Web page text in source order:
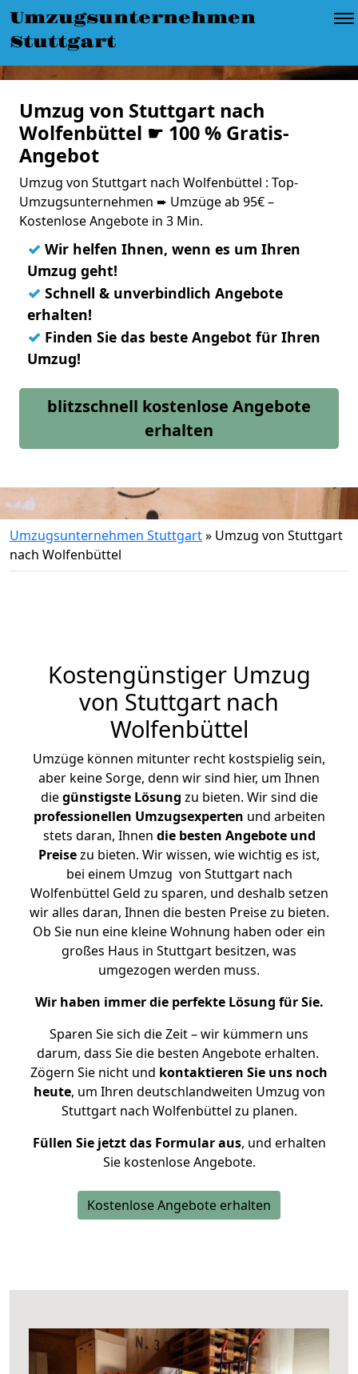
Umzugsunternehmen
Stuttgart
Umzug von Stuttgart nach
Wolfenbüttel ☛ 100 % Gratis-
Angebot
Umzug von Stuttgart nach Wolfenbüttel : Top-
Umzugsunternehmen ➨ Umzüge ab 95€ –
Kostenlose Angebote in 3 Min.
✓ Wir helfen Ihnen, wenn es um Ihren
Umzug geht!
✓ Schnell & unverbindlich Angebote
erhalten!
✓ Finden Sie das beste Angebot für Ihren
Umzug!
blitzschnell kostenlose Angebote
erhalten
Umzugsunternehmen Stuttgart» Umzug von Stuttgart
nach Wolfenbüttel
Kostengünstiger Umzug
von Stuttgart nach
Wolfenbüttel
Umzüge können mitunter recht kostspielig sein,
aber keine Sorge, denn wir sind hier, um Ihnen
diegünstigste Lösung zu bieten. Wir sind die
professionellen Umzugsexperten und arbeiten
stets daran, Ihnen die besten Angebote und
Preisezu bieten. Wir wissen, wie wichtig es ist,
bei einem Umzug von Stuttgart nach
Wolfenbüttel Geld zu sparen, und deshalb setzen
wir alles daran, Ihnen die besten Preise zu bieten.
Ob Sie nun eine kleine Wohnung haben oder ein
großes Haus in Stuttgart besitzen, was
umgezogen werden muss.
Wir haben immer die perfekte Lösung für Sie.
Sparen Sie sich die Zeit – wir kümmern uns
darum, dass Sie die besten Angebote erhalten.
Zögern Sie nicht und kontaktieren Sie uns noch
heute, um Ihren deutschlandweiten Umzug von
Stuttgart nach Wolfenbüttel zu planen.
Füllen Sie jetzt das Formular aus, und erhalten
Sie kostenlose Angebote.
Kostenlose Angebote erhalten